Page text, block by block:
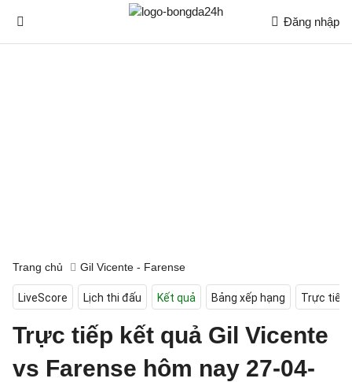
Đăng nhập
Trang chủ Gil Vicente - Farense
LiveScore Lịch thi đấu Kết quả Bảng xếp hạng Trực tiếp
Trực tiếp kết quả Gil Vicente
vs Farense hôm nay 27-04-